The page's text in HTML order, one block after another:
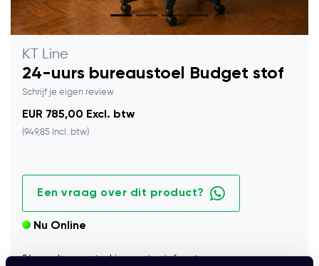
KT Line
24-uurs bureaustoel Budget stof
Schrijf je eigen review
EUR 785,00 Excl. btw
(949,85 Incl. btw)
Een vraag over dit product?
Nu Online
24‑uurs bureaustoel in zwarte stof, met